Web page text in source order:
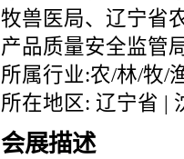
牧兽医局、辽宁省
产品质量安全监管
所属行业:农/林/牧/
所在地区: 辽宁省 |
会展描述